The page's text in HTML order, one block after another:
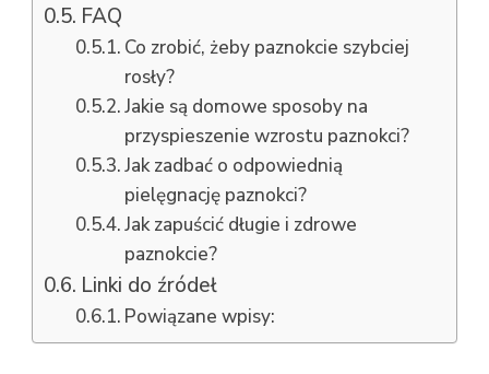
FAQ
Co zrobić, żeby paznokcie szybciej
rosły?
Jakie są domowe sposoby na
przyspieszenie wzrostu paznokci?
Jak zadbać o odpowiednią
pielęgnację paznokci?
Jak zapuścić długie i zdrowe
paznokcie?
Linki do źródeł
Powiązane wpisy: